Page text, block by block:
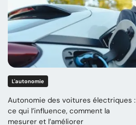
L'autonomie
Autonomie des voitures électriques :
ce qui l’influence, comment la
mesurer et l’améliorer